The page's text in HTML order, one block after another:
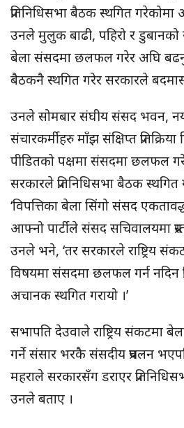
प्रतिनिधिसभा बैठक स्थगित
उनले मुलुक बाढी, पहिरो र डुबानको
बेला संसदमा छलफल गरेर अघि
बैठकनै स्थगित गरेर सरकारले
उनले सोमबार संघीय संसद भवन,
संचारकर्मीहरु माँझ संक्षिप्त
पीडितको पक्षमा संसदमा छलफल
सरकारले प्रतिनिधिसभा बैठक स्थगित
‘विपत्तिका बेला सिंगो संसद
आफ्नो पार्टीले संसद सचिवालयमा
उनले भने, ‘तर सरकारले राष्ट्रिय
विषयमा संसदमा छलफल गर्न नदिन
अचानक स्थगित गरायो ।’
सभापति देउवाले राष्ट्रिय
गर्ने संसार भरकै संसदीय प्रचलन
महराले सरकारसँग डराएर
उनले बताए ।